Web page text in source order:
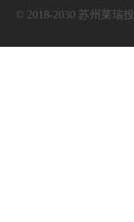
© 2018-2030 苏州莱瑞